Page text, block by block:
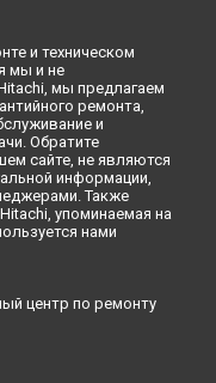
Hitachi в
Hitachi вРязани
Hitachi в
Hitachi в
Hitachi вЛипецке
и техническом
мы и не
мы предлагаем
ремонта,
и
Обратите
сайте, не являются
информации,
Также
упоминаемая на
нами
центр по ремонту